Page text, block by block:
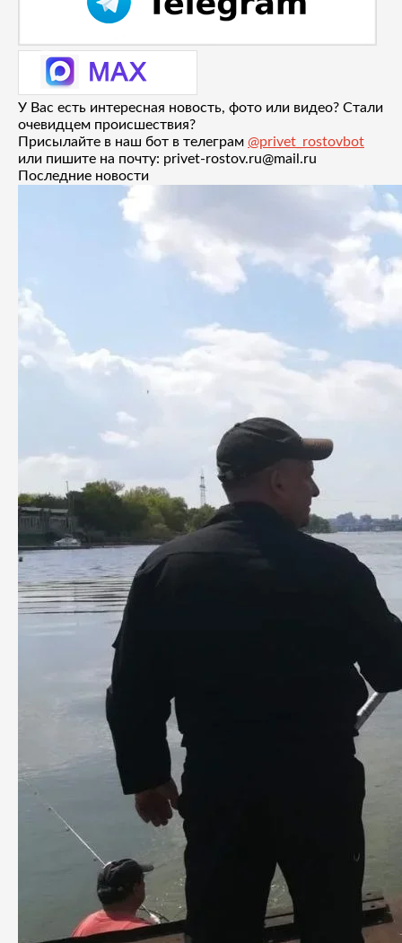
У Вас есть интересная новость, фото или видео? Стали
очевидцем происшествия?
Присылайте в наш бот в телеграм @privet_rostovbot
или пишите на почту: privet-rostov.ru@mail.ru
Последние новости